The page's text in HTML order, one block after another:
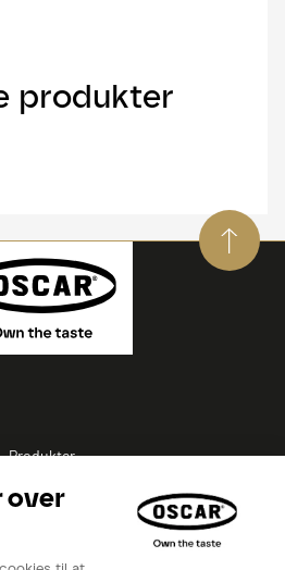
produkter
Produkter
Inspirationer
Videoer